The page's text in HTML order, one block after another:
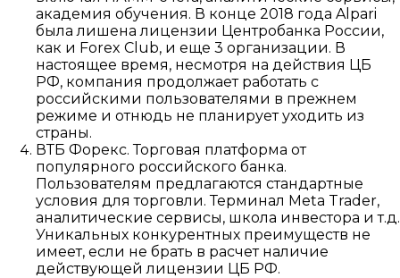
академия обучения. В конце 2018 года Alpari
была лишена лицензии Центробанка России,
как и Forex Club, и еще 3 организации. В
настоящее время, несмотря на действия ЦБ
РФ, компания продолжает работать с
российскими пользователями в прежнем
режиме и отнюдь не планирует уходить из
страны.
ВТБ Форекс. Торговая платформа от
популярного российского банка.
Пользователям предлагаются стандартные
условия для торговли. Терминал Meta Trader,
аналитические сервисы, школа инвестора и т.д.
Уникальных конкурентных преимуществ не
имеет, если не брать в расчет наличие
действующей лицензии ЦБ РФ.